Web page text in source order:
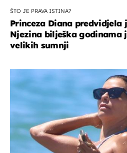
ŠTO JE PRAVA ISTINA?
Princeza Diana predvidjela
Njezina bilješka godinama
velikih sumnji